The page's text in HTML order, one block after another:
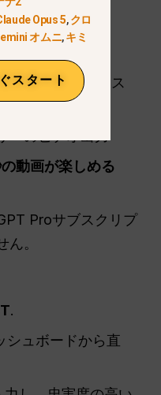
要ありません。
ーバルにアクセス
動画が楽しめる
Proサブスクリプ
。
.
シュボードから直
Opus 5,クロ
オムニ,キミ
スタート